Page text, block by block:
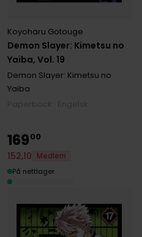
Demon Slayer: Kimetsu no
Yaiba, Vol. 19
Koyoharu Gotouge
Demon Slayer: Kimetsu no
Yaiba
16900
152,10
Medlem
På nettlager